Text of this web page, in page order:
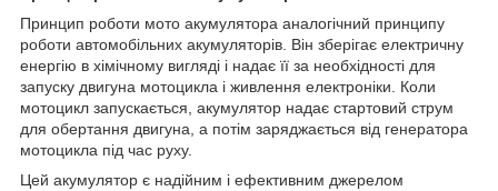
Принцип роботи мото акумулятора аналогічний принципу
роботи автомобільних акумуляторів. Він зберігає електричну
енергію в хімічному вигляді і надає її за необхідності для
запуску двигуна мотоцикла і живлення електроніки. Коли
мотоцикл запускається, акумулятор надає стартовий струм
для обертання двигуна, а потім заряджається від генератора
мотоцикла під час руху.
Цей акумулятор є надійним і ефективним джерелом